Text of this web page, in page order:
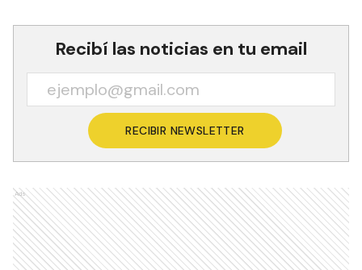
Recibí las noticias en tu email
RECIBIR NEWSLETTER
Ads